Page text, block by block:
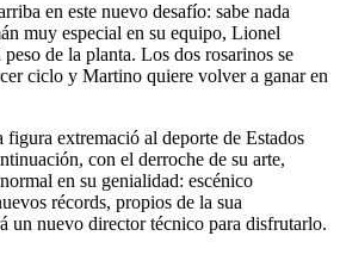
en este nuevo desafío: sabe nada
muy especial en su equipo, Lionel
de la planta. Los dos rosarinos se
ciclo y Martino quiere volver a ganar en
extremació al deporte de Estados
con el derroche de su arte,
en su genialidad: escénico
récords, propios de la sua
un nuevo director técnico para disfrutarlo.